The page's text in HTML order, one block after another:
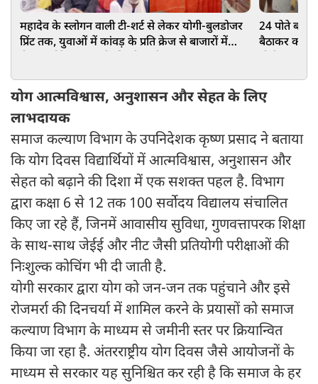
महादेव के स्लोगन वाली टी-शर्ट से लेकर योगी-बुलडोजर
प्रिंट तक, युवाओं में कांवड़ के प्रति क्रेज से बाजारों में
24 पोते बने
बैठाकर कराई
योग आत्मविश्वास, अनुशासन और सेहत के लिए
लाभदायक
समाज कल्याण विभाग के उपनिदेशक कृष्ण प्रसाद ने बताया
कि योग दिवस विद्यार्थियों में आत्मविश्वास, अनुशासन और
सेहत को बढ़ाने की दिशा में एक सशक्त पहल है. विभाग
द्वारा कक्षा 6 से 12 तक 100 सर्वोदय विद्यालय संचालित
किए जा रहे हैं, जिनमें आवासीय सुविधा, गुणवत्तापरक शिक्षा
के साथ-साथ जेईई और नीट जैसी प्रतियोगी परीक्षाओं की
निःशुल्क कोचिंग भी दी जाती है.
योगी सरकार द्वारा योग को जन-जन तक पहुंचाने और इसे
रोजमर्रा की दिनचर्या में शामिल करने के प्रयासों को समाज
कल्याण विभाग के माध्यम से जमीनी स्तर पर क्रियान्वित
किया जा रहा है. अंतरराष्ट्रीय योग दिवस जैसे आयोजनों के
माध्यम से सरकार यह सुनिश्चित कर रही है कि समाज के हर